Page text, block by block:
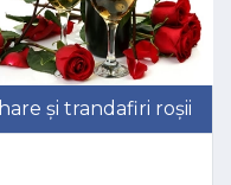
și trandafiri roșii